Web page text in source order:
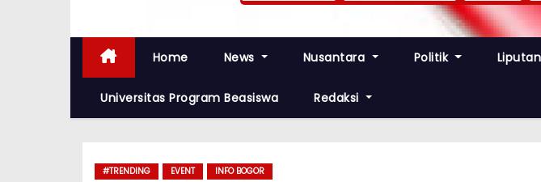
Home News Nusantara Politik
Universitas Program Beasiswa Redaksi
#TRENDING EVENT INFO BOGOR